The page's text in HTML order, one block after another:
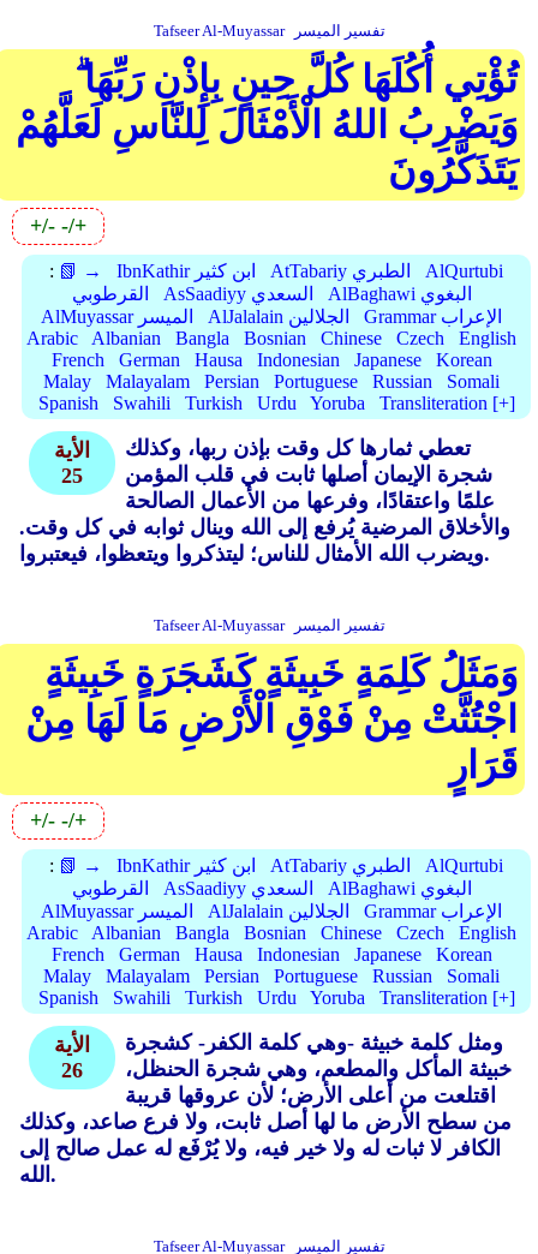
Tafseer Al-Muyassar تفسير الميسر
تُؤْتِي أُكُلَهَا كُلَّ حِينٍ بِإِذْنِ رَبِّهَا ۗ
وَيَضْرِبُ اللهُ الْأَمْثَالَ لِلنَّاسِ لَعَلَّهُمْ
يَتَذَكَّرُونَ
+/- -/+
: 📗 → IbnKathir ابن كثير AtTabariy الطبري
AlQurtubi
القرطوبي
AsSaadiyy السعدي
AlBaghawi البغوي
AlMuyassar الميسر
AlJalalain الجلالين
Grammar الإعراب
Arabic
Albanian Bangla Bosnian Chinese Czech
English
French
German Hausa Indonesian Japanese
Korean
Malay
Malayalam Persian Portuguese Russian
Somali
Spanish
Swahili Turkish Urdu Yoruba Transliteration [+]
الأية
25
تعطي ثمارها كل وقت بإذن ربها، وكذلك
شجرة الإيمان أصلها ثابت في قلب المؤمن
علمًا واعتقادًا، وفرعها من الأعمال الصالحة
والأخلاق المرضية يُرفع إلى الله وينال ثوابه في كل وقت.
ويضرب الله الأمثال للناس؛ ليتذكروا ويتعظوا، فيعتبروا.
Tafseer Al-Muyassar تفسير الميسر
وَمَثَلُ كَلِمَةٍ خَبِيثَةٍ كَشَجَرَةٍ خَبِيثَةٍ
اجْتُثَّتْ مِنْ فَوْقِ الْأَرْضِ مَا لَهَا مِنْ
قَرَارٍ
+/- -/+
: 📗 → IbnKathir ابن كثير AtTabariy الطبري
AlQurtubi
القرطوبي
AsSaadiyy السعدي
AlBaghawi البغوي
AlMuyassar الميسر
AlJalalain الجلالين
Grammar الإعراب
Arabic
Albanian Bangla Bosnian Chinese Czech
English
French
German Hausa Indonesian Japanese
Korean
Malay
Malayalam Persian Portuguese Russian
Somali
Spanish
Swahili Turkish Urdu Yoruba Transliteration [+]
الأية
26
ومثل كلمة خبيثة -وهي كلمة الكفر- كشجرة
خبيثة المأكل والمطعم، وهي شجرة الحنظل،
اقتلعت من أعلى الأرض؛ لأن عروقها قريبة
من سطح الأرض ما لها أصل ثابت، ولا فرع صاعد، وكذلك
الكافر لا ثبات له ولا خير فيه، ولا يُرْفَع له عمل صالح إلى
الله.
Tafseer Al-Muyassar تفسير الميسر